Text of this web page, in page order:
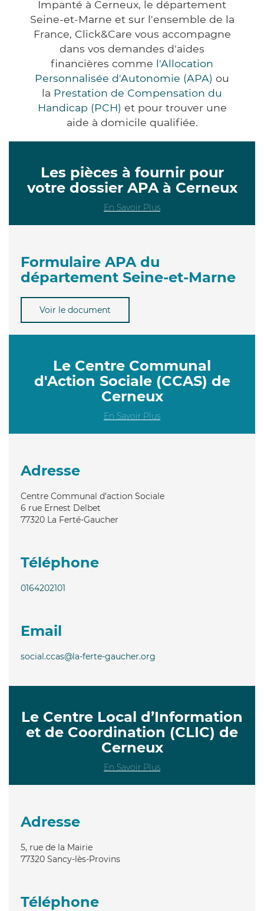
Impanté à Cerneux, le département
Seine-et-Marne et sur l'ensemble de la
France, Click&Care vous accompagne
dans vos demandes d'aides
financières comme l'Allocation
Personnalisée d'Autonomie (APA) ou
la Prestation de Compensation du
Handicap (PCH) et pour trouver une
aide à domicile qualifiée.
Les pièces à fournir pour
votre dossier APA à Cerneux
En Savoir Plus
Formulaire APA du
département Seine-et-Marne
Voir le document
Le Centre Communal
d'Action Sociale (CCAS) de
Cerneux
En Savoir Plus
Adresse
Centre Communal d'action Sociale
6 rue Ernest Delbet
77320 La Ferté-Gaucher
Téléphone
0164202101
Email
social.ccas@la-ferte-gaucher.org
Le Centre Local d’Information
et de Coordination (CLIC) de
Cerneux
En Savoir Plus
Adresse
5, rue de la Mairie
77320 Sancy-lès-Provins
Téléphone